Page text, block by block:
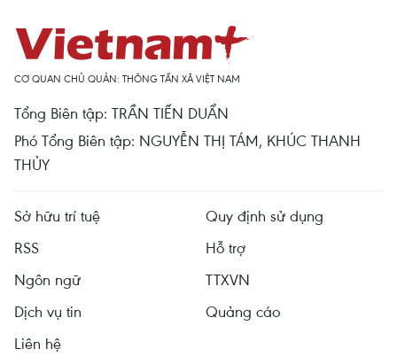
CƠ QUAN CHỦ QUẢN: THÔNG TẤN XÃ VIỆT NAM
Tổng Biên tập: TRẦN TIẾN DUẨN
Phó Tổng Biên tập: NGUYỄN THỊ TÁM, KHÚC THANH
THỦY
Sở hữu trí tuệ
Quy định sử dụng
RSS
Hỗ trợ
Ngôn ngữ
TTXVN
Dịch vụ tin
Quảng cáo
Liên hệ